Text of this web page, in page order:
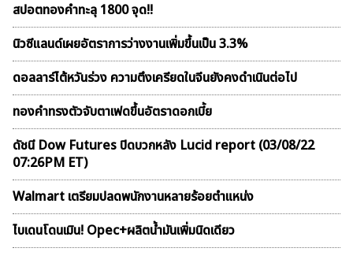
สปอตทองคำทะลุ 1800 จุด!!
นิวซีแลนด์เผยอัตราการว่างงานเพิ่มขึ้นเป็น 3.3%
ดอลลาร์ไต้หวันร่วง ความตึงเครียดในจีนยังคงดำเนินต่อไป
ทองคำทรงตัวจับตาเฟดขึ้นอัตราดอกเบี้ย
ดัชนี Dow Futures ปิดบวกหลัง Lucid report (03/08/22
07:26PM ET)
Walmart เตรียมปลดพนักงานหลายร้อยตำแหน่ง
ไบเดนโดนเมิน! Opec+ผลิตน้ำมันเพิ่มนิดเดียว